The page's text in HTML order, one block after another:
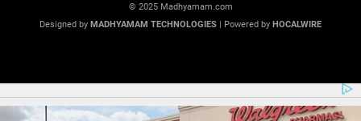
© 2025 Madhyamam.com
Designed by MADHYAMAM TECHNOLOGIES | Powered by HOCALWIRE